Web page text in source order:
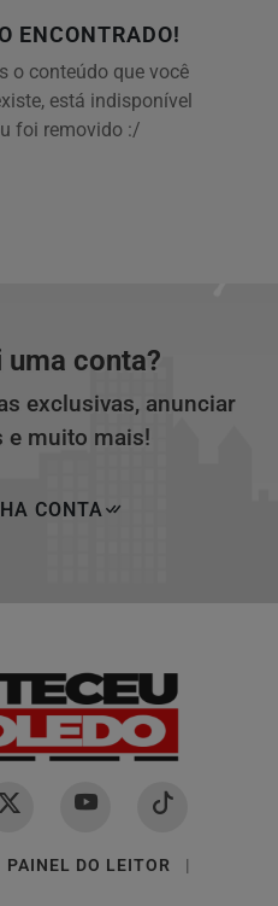
ENCONTRADO!
o conteúdo que você
está indisponível
foi removido :/
uma conta?
exclusivas, anunciar
e muito mais!
CONTA
PAINEL DO LEITOR |